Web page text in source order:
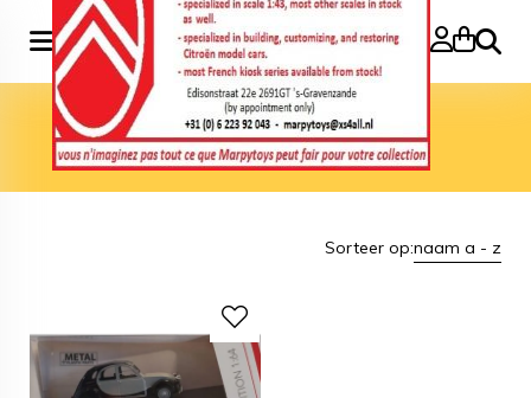
Zoeken
Home> Merk> Schuco
Schuco
Sorteer op:naam a - z